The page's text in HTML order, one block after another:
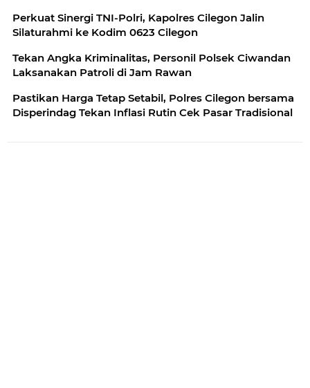
Perkuat Sinergi TNI-Polri, Kapolres Cilegon Jalin
Silaturahmi ke Kodim 0623 Cilegon
Tekan Angka Kriminalitas, Personil Polsek Ciwandan
Laksanakan Patroli di Jam Rawan
Pastikan Harga Tetap Setabil, Polres Cilegon bersama
Disperindag Tekan Inflasi Rutin Cek Pasar Tradisional